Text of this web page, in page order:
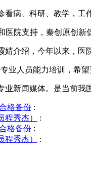
、科研、教学，工
院支持，秦创原创新
绍，今年以来，医
人员能力培训，希望
闻媒体。是当前我
格备份 :
程秀杰）
:
格备份 :
程秀杰） :